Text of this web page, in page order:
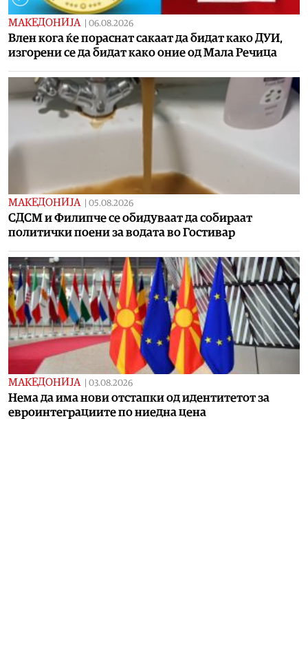
МАКЕДОНИЈА 06.08.2026
Влен кога ќе пораснат сакаат да бидат како ДУИ,
изгорени се да бидат како оние од Мала Речица
МАКЕДОНИЈА 05.08.2026
СДСМ и Филипче се обидуваат да собираат
политички поени за водата во Гостивар
МАКЕДОНИЈА 03.08.2026
Нема да има нови отстапки од идентитетот за
евроинтеграциите по ниедна цена